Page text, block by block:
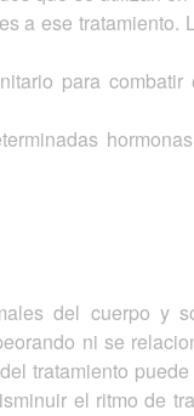
a ese tratamiento.
para
del cuerpo y
ni se
tratamiento
el ritmo de